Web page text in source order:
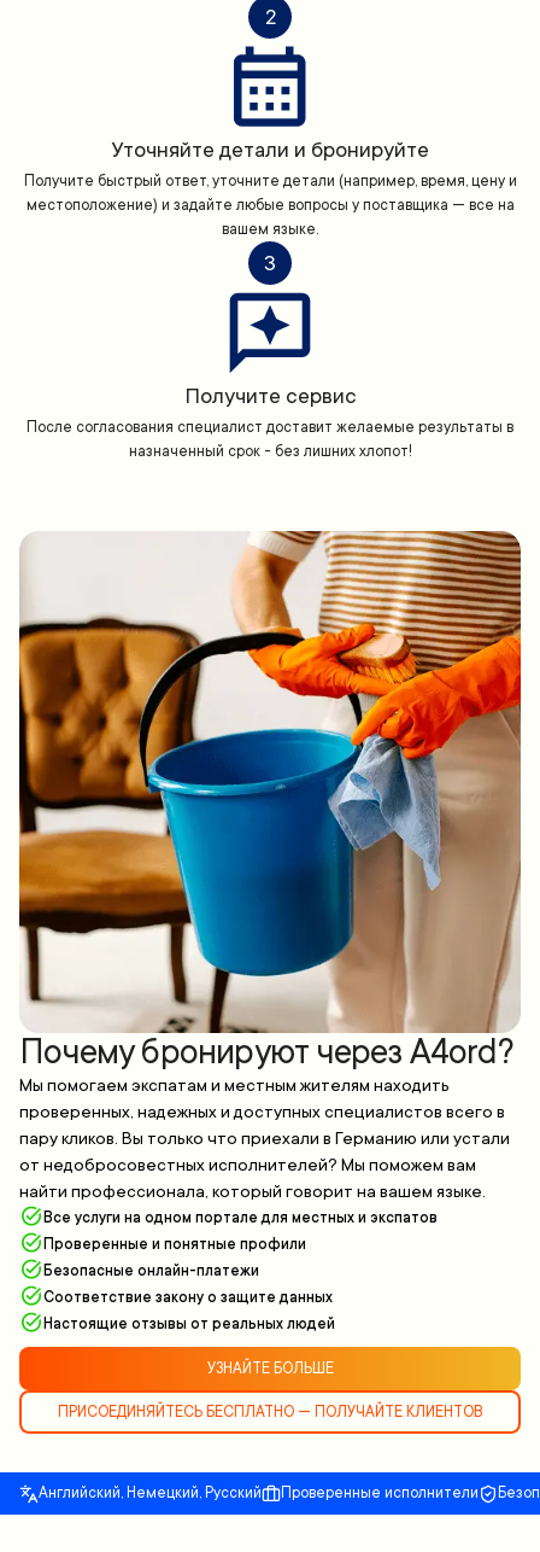
2
Уточняйте детали и бронируйте
Получите быстрый ответ, уточните детали (например, время, цену и
местоположение) и задайте любые вопросы у поставщика — все на
вашем языке.
3
Получите сервис
После согласования специалист доставит желаемые результаты в
назначенный срок - без лишних хлопот!
Почему бронируют через A4ord?
Мы помогаем экспатам и местным жителям находить
проверенных, надежных и доступных специалистов всего в
пару кликов. Вы только что приехали в Германию или устали
от недобросовестных исполнителей? Мы поможем вам
найти профессионала, который говорит на вашем языке.
Все услуги на одном портале для местных и экспатов
Проверенные и понятные профили
Безопасные онлайн-платежи
Соответствие закону о защите данных
Настоящие отзывы от реальных людей
УЗНАЙТЕ БОЛЬШЕ
ПРИСОЕДИНЯЙТЕСЬ БЕСПЛАТНО — ПОЛУЧАЙТЕ КЛИЕНТОВ
Английский, Немецкий, Русский Проверенные исполнители